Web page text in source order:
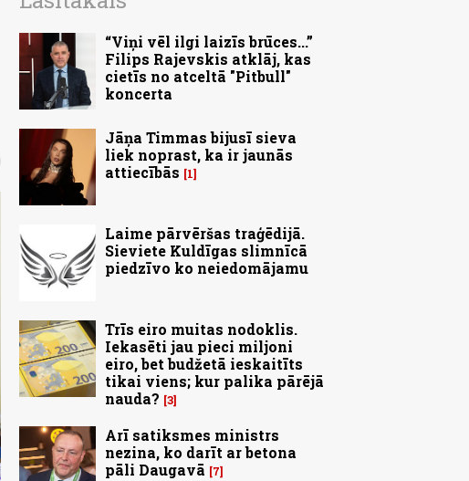
“Viņi vēl ilgi laizīs brūces...”
Filips Rajevskis atklāj, kas
cietīs no atceltā "Pitbull"
koncerta
Jāņa Timmas bijusī sieva
liek noprast, ka ir jaunās
attiecībās
1
Laime pārvēršas traģēdijā.
Sieviete Kuldīgas slimnīcā
piedzīvo ko neiedomājamu
Trīs eiro muitas nodoklis.
Iekasēti jau pieci miljoni
eiro, bet budžetā ieskaitīts
tikai viens; kur palika pārējā
nauda? 3
Arī satiksmes ministrs
nezina, ko darīt ar betona
pāli Daugavā
7